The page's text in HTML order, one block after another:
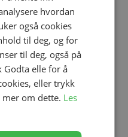
Legg til
Bouncer Base, Elodie,
Grace, Moonshell
hvordan
også cookies
til deg, og for
til deg, også på
Godta elle for å
eller trykk
mer om dette. Les